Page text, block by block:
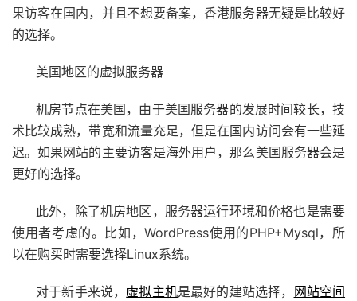
果访客在国内，并且不想要备案，香港服务器无疑是比较好
的选择。
美国地区的虚拟服务器
机房节点在美国，由于美国服务器的发展时间较长，技
术比较成熟，带宽和流量充足，但是在国内访问会有一些延
迟。如果网站的主要访客是海外用户，那么美国服务器会是
更好的选择。
此外，除了机房地区，服务器运行环境和价格也是需要
使用者考虑的。比如，WordPress使用的PHP+Mysql，所
以在购买时需要选择Linux系统。
对于新手来说， 虚拟主机是最好的建站选择，
网站空间